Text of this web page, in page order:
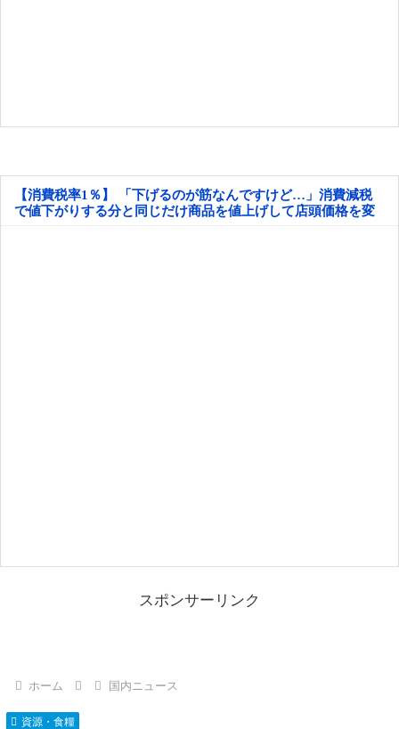
【消費税率1％】 「下げるのが筋なんですけど…」消費減税
で値下がりする分と同じだけ商品を値上げして店頭価格を変
えない店も
スポンサーリンク
ホーム 国内ニュース
資源・食糧